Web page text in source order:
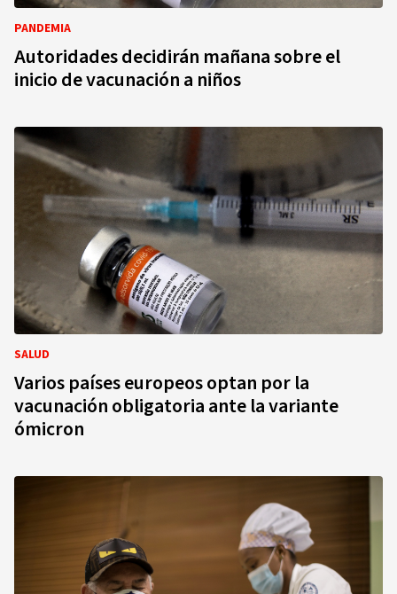
PANDEMIA
Autoridades decidirán mañana sobre el
inicio de vacunación a niños
SALUD
Varios países europeos optan por la
vacunación obligatoria ante la variante
ómicron